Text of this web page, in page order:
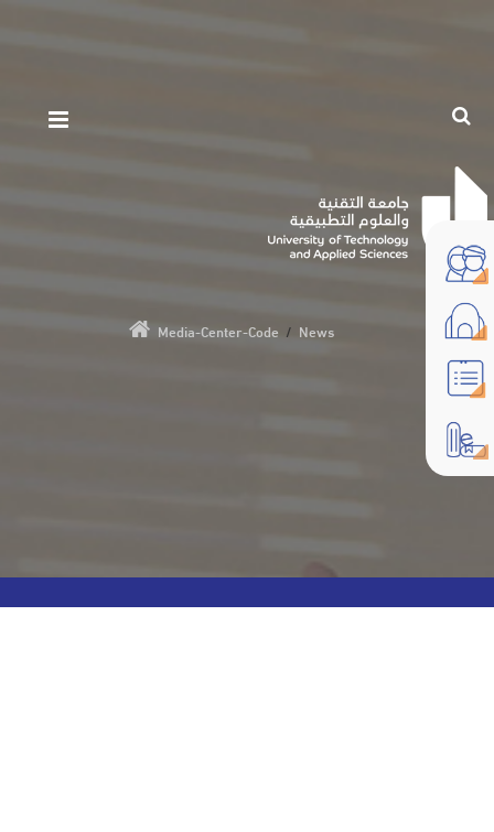
Media-Center-Code / News